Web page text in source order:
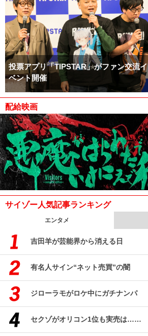
投票アプリ「TIPSTAR」がファン交流イ
ベント開催
配給映画
サイゾー人気記事ランキング
エンタメ
吉田羊が芸能界から消える日
有名人サイン“ネット売買”の闇
ジローラモがロケ中にガチナンパ
セクゾがオリコン1位も実売は……